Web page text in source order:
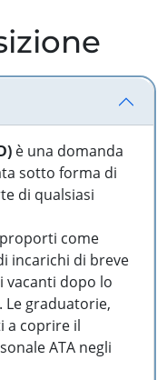
è una domanda
sotto forma di
di qualsiasi
come
incarichi di breve
vacanti dopo lo
graduatorie,
a coprire il
ATA negli